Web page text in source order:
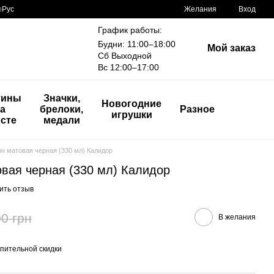
Рус Желания Вход
График работы:
Будни: 11:00–18:00
Сб Выходной
Вс 12:00–17:00
Мой заказ
Значки,
брелоки,
медали
Новогодние
игрушки
Разное
матовая черная (330 мл) Калидор
черная (330 мл) Калидор
отзыв
грн В желания
скидки